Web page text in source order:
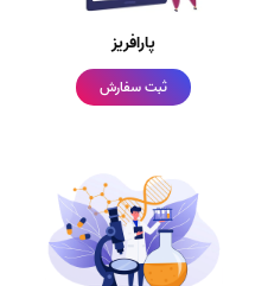
پارافریز
ثبت سفارش